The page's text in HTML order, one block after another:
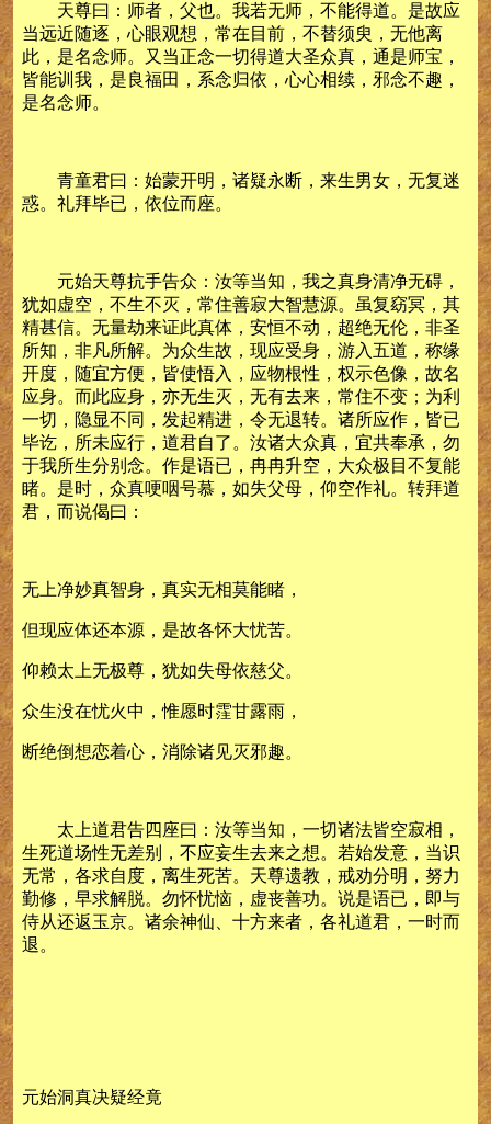
天尊曰：师者，父也。我若无师，不能得道。是故应
当远近随逐，心眼观想，常在目前，不替须臾，无他离
此，是名念师。又当正念一切得道大圣众真，通是师宝，
皆能训我，是良福田，系念归依，心心相续，邪念不趣，
是名念师。
青童君曰：始蒙开明，诸疑永断，来生男女，无复迷
惑。礼拜毕已，依位而座。
元始天尊抗手告众：汝等当知，我之真身清净无碍，
犹如虚空，不生不灭，常住善寂大智慧源。虽复窈冥，其
精甚信。无量劫来证此真体，安恒不动，超绝无伦，非圣
所知，非凡所解。为众生故，现应受身，游入五道，称缘
开度，随宜方便，皆使悟入，应物根性，权示色像，故名
应身。而此应身，亦无生灭，无有去来，常住不变；为利
一切，隐显不同，发起精进，令无退转。诸所应作，皆已
毕讫，所未应行，道君自了。汝诸大众真，宜共奉承，勿
于我所生分别念。作是语已，冉冉升空，大众极目不复能
睹。是时，众真哽咽号慕，如失父母，仰空作礼。转拜道
君，而说偈曰：
无上净妙真智身，真实无相莫能睹，
但现应体还本源，是故各怀大忧苦。
仰赖太上无极尊，犹如失母依慈父。
众生没在忧火中，惟愿时霔甘露雨，
断绝倒想恋着心，消除诸见灭邪趣。
太上道君告四座曰：汝等当知，一切诸法皆空寂相，
生死道场性无差别，不应妄生去来之想。若始发意，当识
无常，各求自度，离生死苦。天尊遗教，戒劝分明，努力
勤修，早求解脱。勿怀忧恼，虚丧善功。说是语已，即与
侍从还返玉京。诸余神仙、十方来者，各礼道君，一时而
退。
元始洞真决疑经竟